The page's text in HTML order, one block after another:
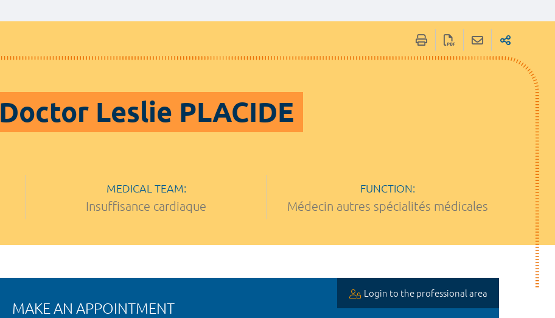
Doctor Leslie PLACIDE
MEDICAL TEAM:
Insuffisance cardiaque
FUNCTION:
Médecin autres spécialités médicales
MAKE AN APPOINTMENT
Login to the professional area